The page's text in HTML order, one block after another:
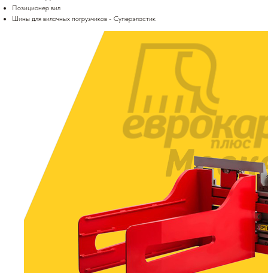
Позиционер вил
Шины для вилочных погрузчиков - Суперэластик